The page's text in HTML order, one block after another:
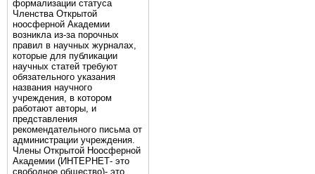
формализации статуса
Членства Открытой
ноосферной Академии
возникла из-за порочных
правил в научных журналах,
которые для публикации
научных статей требуют
обязательного указания
названия научного
учреждения, в котором
работают авторы, и
представления
рекомендательного письма от
администрации учреждения.
Члены Открытой Ноосферной
Академии (ИНТЕРНЕТ- это
свободное общество)- это